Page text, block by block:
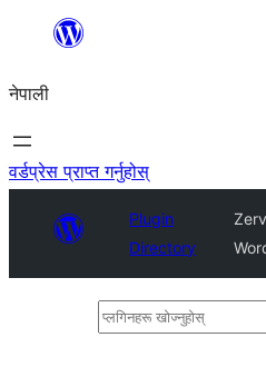
सामग्रीमा
नेपाली
वर्डप्रेस प्राप्त गर्नुहोस्
Plugin
Directory
प्लगिनहरू